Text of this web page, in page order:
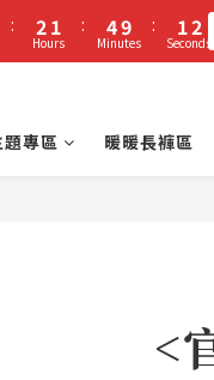
會員即贈$100元購物金!
:
2
1
1
0
Hours
:
4
3
0
9
8
5
4
Minutes
:
1
0
1
0
Seconds
題專區 暖暖長褲區
<